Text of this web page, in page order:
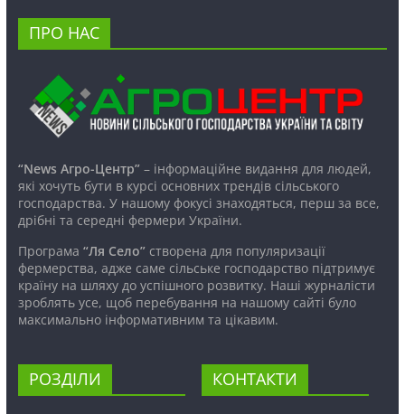
ПРО НАС
“News Агро-Центр”– інформаційне видання для людей,
які хочуть бути в курсі основних трендів сільського
господарства. У нашому фокусі знаходяться, перш за все,
дрібні та середні фермери України.
Програма “Ля Село”створена для популяризації
фермерства, адже саме сільське господарство підтримує
країну на шляху до успішного розвитку. Наші журналісти
зроблять усе, щоб перебування на нашому сайті було
максимально інформативним та цікавим.
РОЗДІЛИ КОНТАКТИ